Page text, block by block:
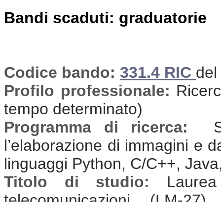
Bandi scaduti: graduatorie
Codice bando: 331.4 RIC
Profilo professionale:
tempo determinato)
Programma di ricerca:
l’elaborazione di immagini e
linguaggi Python, C/C++,
Titolo di studio: